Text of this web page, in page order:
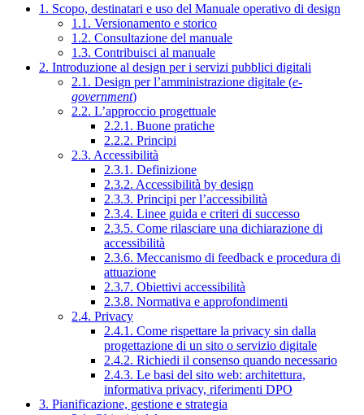
1. Scopo, destinatari e uso del Manuale operativo di design
1.1. Versionamento e storico
1.2. Consultazione del manuale
1.3. Contribuisci al manuale
2. Introduzione al design per i servizi pubblici digitali
2.1. Design per l’amministrazione digitale (e-
government)
2.2. L’approccio progettuale
2.2.1. Buone pratiche
2.2.2. Principi
2.3. Accessibilità
2.3.1. Definizione
2.3.2. Accessibilità by design
2.3.3. Principi per l’accessibilità
2.3.4. Linee guida e criteri di successo
2.3.5. Come rilasciare una dichiarazione di
accessibilità
2.3.6. Meccanismo di feedback e procedura di
attuazione
2.3.7. Obiettivi accessibilità
2.3.8. Normativa e approfondimenti
2.4. Privacy
2.4.1. Come rispettare la privacy sin dalla
progettazione di un sito o servizio digitale
2.4.2. Richiedi il consenso quando necessario
2.4.3. Le basi del sito web: architettura,
informativa privacy, riferimenti DPO
3. Pianificazione, gestione e strategia